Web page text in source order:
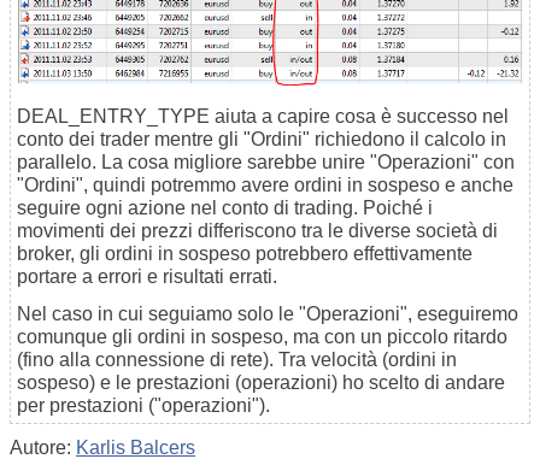
DEAL_ENTRY_TYPE aiuta a capire cosa è successo nel
conto dei trader mentre gli "Ordini" richiedono il calcolo in
parallelo. La cosa migliore sarebbe unire "Operazioni" con
"Ordini", quindi potremmo avere ordini in sospeso e anche
seguire ogni azione nel conto di trading. Poiché i
movimenti dei prezzi differiscono tra le diverse società di
broker, gli ordini in sospeso potrebbero effettivamente
portare a errori e risultati errati.
Nel caso in cui seguiamo solo le "Operazioni", eseguiremo
comunque gli ordini in sospeso, ma con un piccolo ritardo
(fino alla connessione di rete). Tra velocità (ordini in
sospeso) e le prestazioni (operazioni) ho scelto di andare
per prestazioni ("operazioni").
Autore: Karlis Balcers